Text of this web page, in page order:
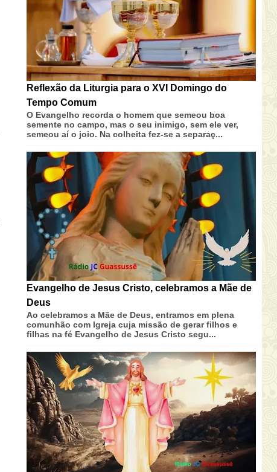
Reflexão da Liturgia para o XVI Domingo do
Tempo Comum
O Evangelho recorda o homem que semeou boa
semente no campo, mas o seu inimigo, sem ele ver,
semeou aí o joio. Na colheita fez-se a separaç...
Evangelho de Jesus Cristo, celebramos a Mãe de
Deus
Ao celebramos a Mãe de Deus, entramos em plena
comunhão com Igreja cuja missão de gerar filhos e
filhas na fé Evangelho de Jesus Cristo segu...